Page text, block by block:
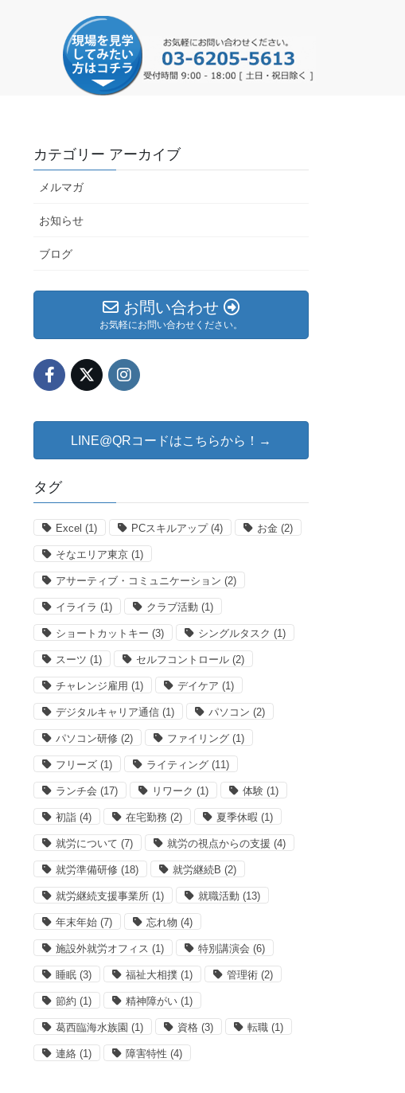
カテゴリー アーカイブ
メルマガ
お知らせ
ブログ
お問い合わせ
お気軽にお問い合わせください。
LINE@QRコードはこちらから！→
タグ
Excel (1) PCスキルアップ(4) お金 (2)
そなエリア東京 (1)
アサーティブ・コミュニケーション (2)
イライラ (1) クラブ活動 (1)
ショートカットキー (3) シングルタスク (1)
スーツ (1) セルフコントロール (2)
チャレンジ雇用 (1) デイケア (1)
デジタルキャリア通信 (1) パソコン (2)
パソコン研修 (2) ファイリング (1)
フリーズ (1) ライティング (11)
ランチ会 (17) リワーク (1) 体験 (1)
初詣 (4) 在宅勤務 (2) 夏季休暇 (1)
就労について (7) 就労の視点からの支援 (4)
就労準備研修 (18) 就労継続B (2)
就労継続支援事業所 (1) 就職活動 (13)
年末年始 (7) 忘れ物 (4)
施設外就労オフィス (1) 特別講演会 (6)
睡眠 (3) 福祉大相撲 (1) 管理術 (2)
節約 (1) 精神障がい (1)
葛西臨海水族園 (1) 資格 (3) 転職 (1)
連絡 (1) 障害特性 (4)